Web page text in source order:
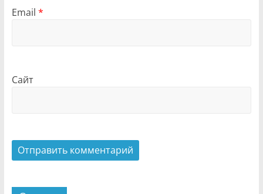
Email *
Сайт